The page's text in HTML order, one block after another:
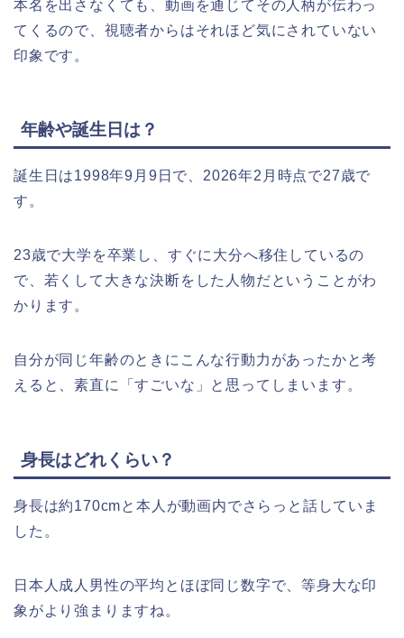
本名を出さなくても、動画を通じてその人柄が伝わっ
てくるので、視聴者からはそれほど気にされていない
印象です。
年齢や誕生日は？
誕生日は1998年9月9日で、2026年2月時点で27歳で
す。
23歳で大学を卒業し、すぐに大分へ移住しているの
で、若くして大きな決断をした人物だということがわ
かります。
自分が同じ年齢のときにこんな行動力があったかと考
えると、素直に「すごいな」と思ってしまいます。
身長はどれくらい？
身長は約170cmと本人が動画内でさらっと話していま
した。
日本人成人男性の平均とほぼ同じ数字で、等身大な印
象がより強まりますね。